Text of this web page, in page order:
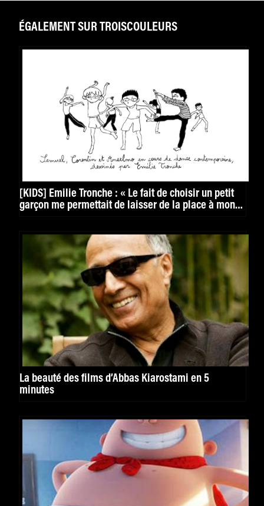
ÉGALEMENT SUR TROISCOULEURS
[KIDS] Émilie Tronche : « Le fait de choisir un petit
garçon me permettait de laisser de la place à mon
La beauté des films d’Abbas Kiarostami en 5
minutes